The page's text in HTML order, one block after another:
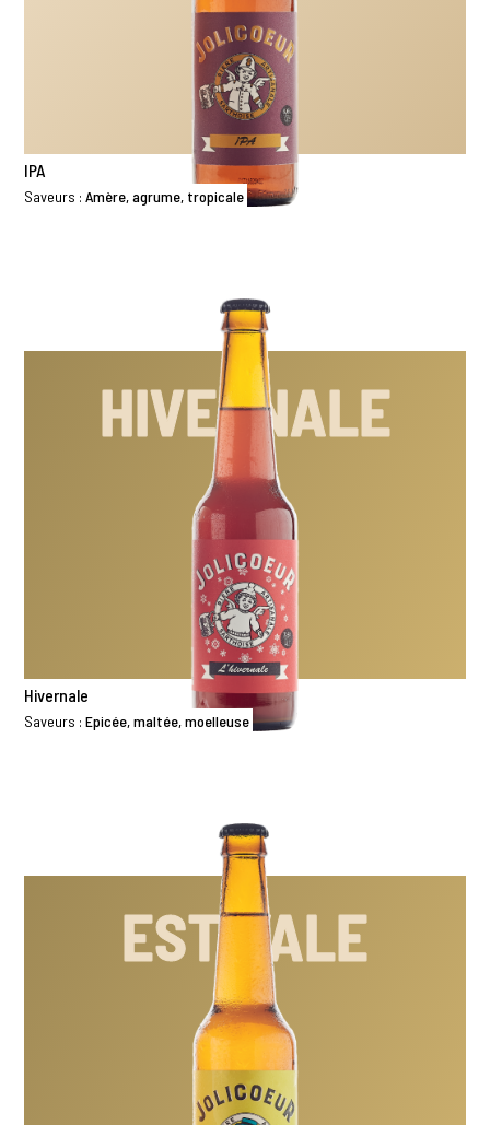
IPA
Saveurs :Amère, agrume, tropicale
HIVERNALE
Hivernale
Saveurs :Epicée, maltée, moelleuse
ESTIVALE